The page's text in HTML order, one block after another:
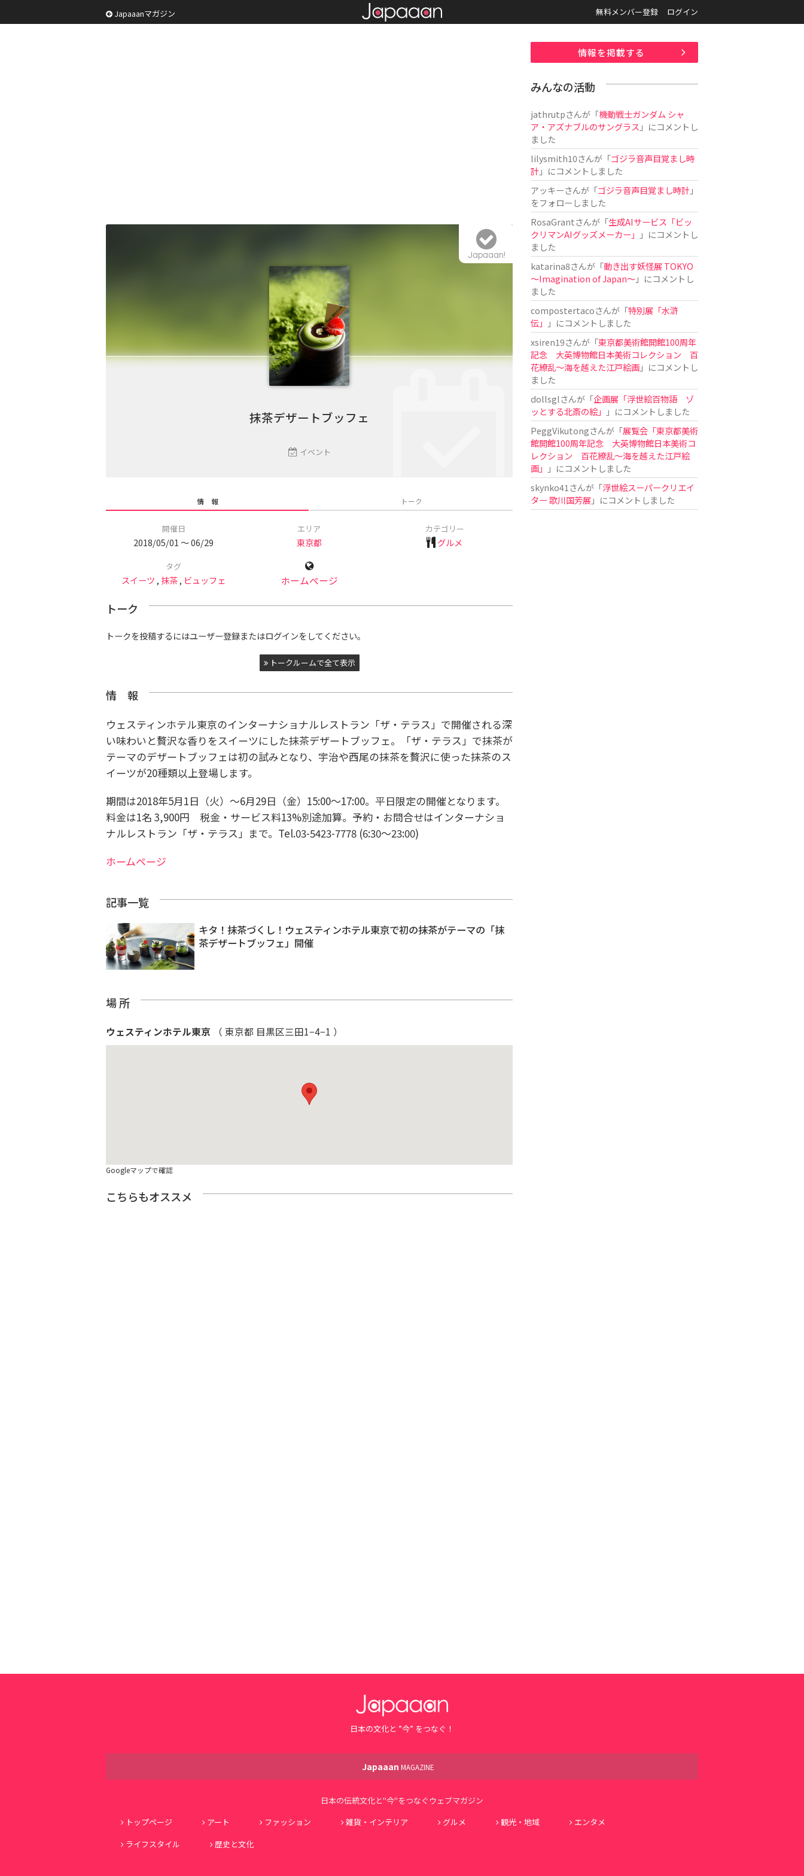
Japaaanマガジン 無料メンバー登録 ログイン
抹茶デザートブッフェ
イベント
Japaaan!
情 報 トーク
開催日
2018/05/01 〜 06/29
エリア
東京都
カテゴリー
グルメ
タグ
スイーツ , 抹茶, ビュッフェ ホームページ
トーク
トークを投稿するにはユーザー登録またはログインをしてください。
トークルームで全て表示
情 報
ウェスティンホテル東京のインターナショナルレストラン「ザ・テラス」で開催される深
い味わいと贅沢な香りをスイーツにした抹茶デザートブッフェ。「ザ・テラス」で抹茶が
テーマのデザートブッフェは初の試みとなり、 宇治や西尾の抹茶を贅沢に使った抹茶のス
イーツが20種類以上登場します。
期間は2018年5月1日（火）～6月29日（金）15:00～17:00。平日限定の開催となります。
料金は1名 3,900円 税金・サービス料13%別途加算。 予約・お問合せはインターナショ
ナルレストラン「ザ・テラス」まで。 Tel.03-5423-7778 (6:30～23:00)
ホームページ
記事一覧
キタ！抹茶づくし！ウェスティンホテル東京で初の抹茶がテーマの「抹
茶デザートブッフェ」開催
場 所
ウェスティンホテル東京 （ 東京都 目黒区三田1−4−1 ）
Googleマップで確認
こちらもオススメ
情報を掲載する
みんなの活動
jathrutpさんが「機動戦士ガンダム シャ
ア・アズナブルのサングラス 」にコメントし
ました
lilysmith10さんが「ゴジラ音声目覚まし時
計」にコメントしました
アッキーさんが「ゴジラ音声目覚まし時計」
をフォローしました
RosaGrantさんが「生成AIサービス「ビッ
クリマンAIグッズメーカー」
」にコメントし
ました
katarina8さんが「動き出す妖怪展 TOKYO
〜Imagination of Japan〜」にコメントし
ました
compostertacoさんが「特別展「水滸
伝」
」にコメントしました
xsiren19さんが「東京都美術館開館100周年
記念 大英博物館日本美術コレクション 百
花繚乱～海を越えた江戸絵画」にコメントし
ました
dollsglさんが「企画展「浮世絵百物語 ゾ
ッとする北斎の絵」
」にコメントしました
PeggVikutongさんが「展覧会「東京都美術
館開館100周年記念 大英博物館日本美術コ
レクション 百花繚乱〜海を越えた江戸絵
画」
」にコメントしました
skynko41 さんが「浮世絵スーパークリエイ
ター 歌川国芳展 」にコメントしました
日本の文化と ”今” をつなぐ！
Japaaan MAGAZINE
日本の伝統文化と"今"をつなぐウェブマガジン
トップページ
アート ファッション 雑貨・インテリア グルメ 観光・地域
エンタメ
ライフスタイル
歴史と文化